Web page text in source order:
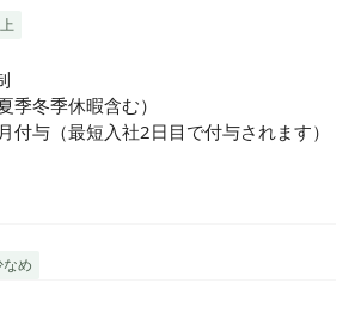
季冬季休暇含む）
付与（最短入社2日目で付与されます）
め